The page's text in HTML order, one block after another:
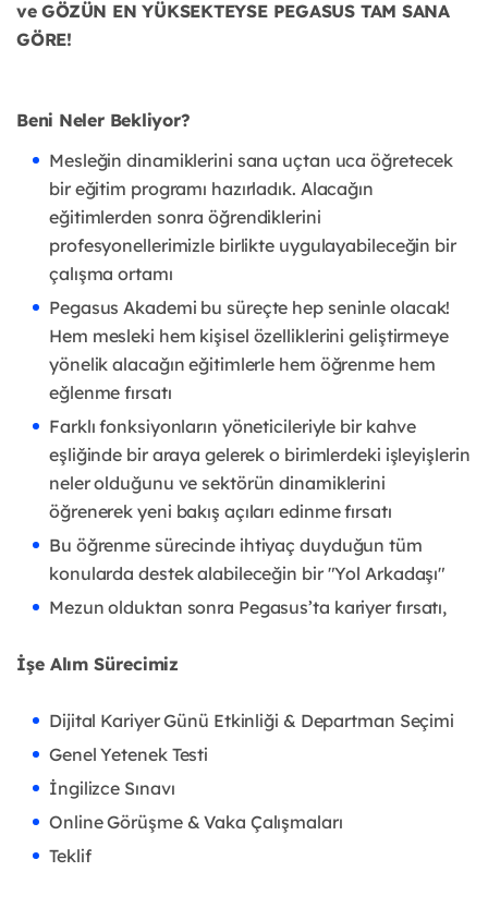
ve GÖZÜN EN YÜKSEKTEYSE PEGASUS TAM SANA
GÖRE!
Beni Neler Bekliyor?
Mesleğin dinamiklerini sana uçtan uca öğretecek
bir eğitim programı hazırladık. Alacağın
eğitimlerden sonra öğrendiklerini
profesyonellerimizle birlikte uygulayabileceğin bir
çalışma ortamı
Pegasus Akademi bu süreçte hep seninle olacak!
Hem mesleki hem kişisel özelliklerini geliştirmeye
yönelik alacağın eğitimlerle hem öğrenme hem
eğlenme fırsatı
Farklı fonksiyonların yöneticileriyle bir kahve
eşliğinde bir araya gelerek o birimlerdeki işleyişlerin
neler olduğunu ve sektörün dinamiklerini
öğrenerek yeni bakış açıları edinme fırsatı
Bu öğrenme sürecinde ihtiyaç duyduğun tüm
konularda destek alabileceğin bir "Yol Arkadaşı"
Mezun olduktan sonra Pegasus’ta kariyer fırsatı,
İşe Alım Sürecimiz
Dijital Kariyer Günü Etkinliği & Departman Seçimi
Genel Yetenek Testi
İngilizce Sınavı
Online Görüşme & Vaka Çalışmaları
Teklif